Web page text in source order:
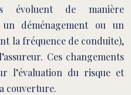
évoluent de manière
déménagement ou un
la fréquence de conduite),
Ces changements
l’évaluation du risque et
couverture.